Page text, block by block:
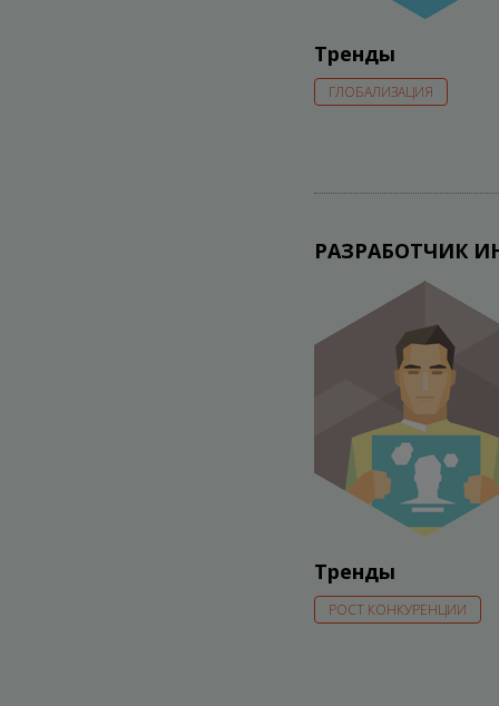
Тренды
ГЛОБАЛИЗАЦИЯ
РАЗРАБОТЧИК
Тренды
РОСТ КОНКУРЕНЦИИ